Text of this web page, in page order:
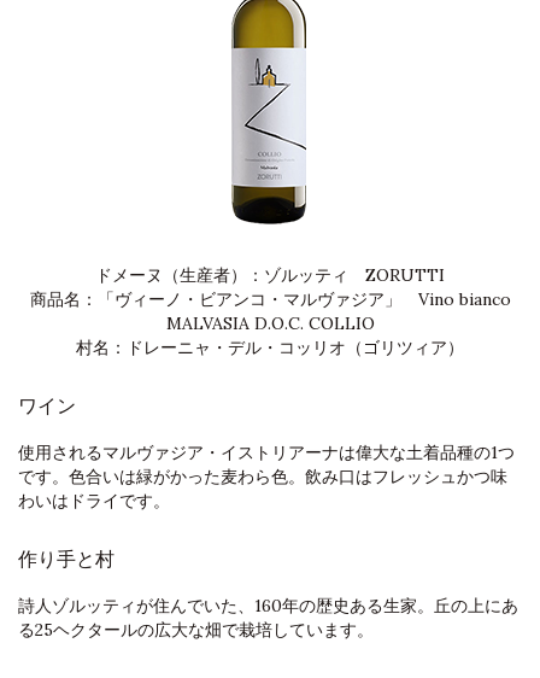
ドメーヌ（生産者）：ゾルッティ ZORUTTI
商品名：「ヴィーノ・ビアンコ・マルヴァジア」 Vino bianco
MALVASIA D.O.C. COLLIO
村名：ドレーニャ・デル・コッリオ（ゴリツィア）
ワイン
使用されるマルヴァジア・イストリアーナは偉大な土着品種の1つ
です。色合いは緑がかった麦わら色。飲み口はフレッシュかつ味
わいはドライです。
作り手と村
詩人ゾルッティが住んでいた、160年の歴史ある生家。丘の上にあ
る25ヘクタールの広大な畑で栽培しています。